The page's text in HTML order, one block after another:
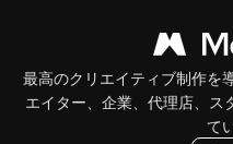
最高のクリエイティブ制作を
エイター、企業、代理店、ス
て